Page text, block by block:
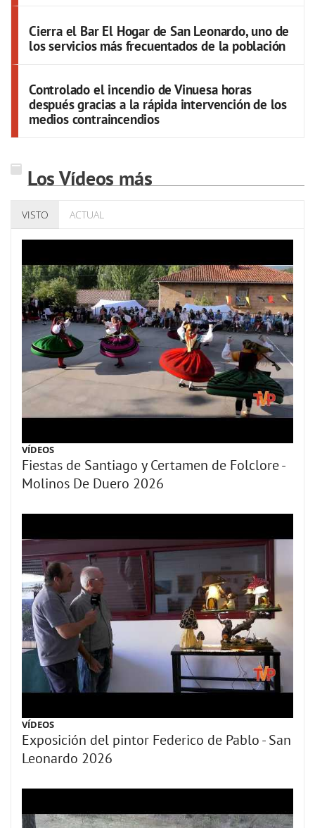
Cierra el Bar El Hogar de San Leonardo, uno de
los servicios más frecuentados de la población
Controlado el incendio de Vinuesa horas
después gracias a la rápida intervención de los
medios contraincendios
Los Vídeos más
VISTO ACTUAL
VÍDEOS
Fiestas de Santiago y Certamen de Folclore -
Molinos De Duero 2026
VÍDEOS
Exposición del pintor Federico de Pablo - San
Leonardo 2026